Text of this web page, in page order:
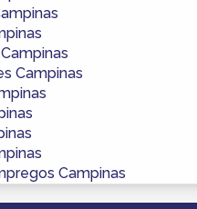
Campinas
Campinas